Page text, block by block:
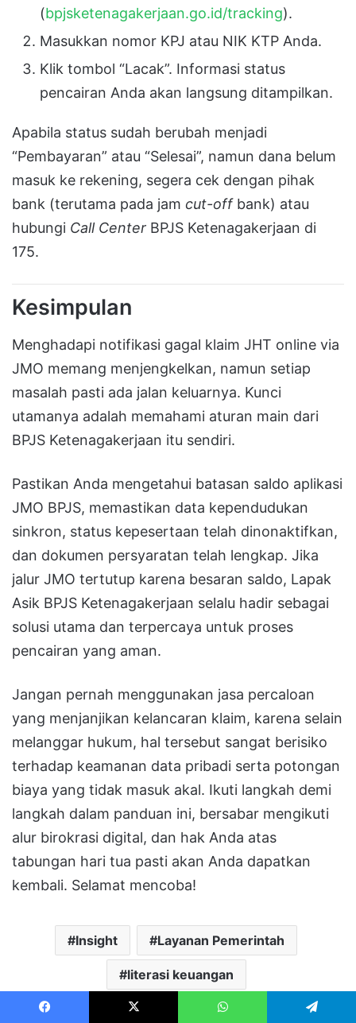
(bpjsketenagakerjaan.go.id/tracking).
Masukkan nomor KPJ atau NIK KTP Anda.
Klik tombol “Lacak”. Informasi status
pencairan Anda akan langsung ditampilkan.
Apabila status sudah berubah menjadi
“Pembayaran” atau “Selesai”, namun dana belum
masuk ke rekening, segera cek dengan pihak
bank (terutama pada jam cut-offbank) atau
hubungi Call Center BPJS Ketenagakerjaan di
175.
Kesimpulan
Menghadapi notifikasi gagal klaim JHT online via
JMO memang menjengkelkan, namun setiap
masalah pasti ada jalan keluarnya. Kunci
utamanya adalah memahami aturan main dari
BPJS Ketenagakerjaan itu sendiri.
Pastikan Anda mengetahui batasan saldo aplikasi
JMO BPJS, memastikan data kependudukan
sinkron, status kepesertaan telah dinonaktifkan,
dan dokumen persyaratan telah lengkap. Jika
jalur JMO tertutup karena besaran saldo, Lapak
Asik BPJS Ketenagakerjaan selalu hadir sebagai
solusi utama dan terpercaya untuk proses
pencairan yang aman.
Jangan pernah menggunakan jasa percaloan
yang menjanjikan kelancaran klaim, karena selain
melanggar hukum, hal tersebut sangat berisiko
terhadap keamanan data pribadi serta potongan
biaya yang tidak masuk akal. Ikuti langkah demi
langkah dalam panduan ini, bersabar mengikuti
alur birokrasi digital, dan hak Anda atas
tabungan hari tua pasti akan Anda dapatkan
kembali. Selamat mencoba!
Insight Layanan Pemerintah
literasi keuangan
LinkedIn